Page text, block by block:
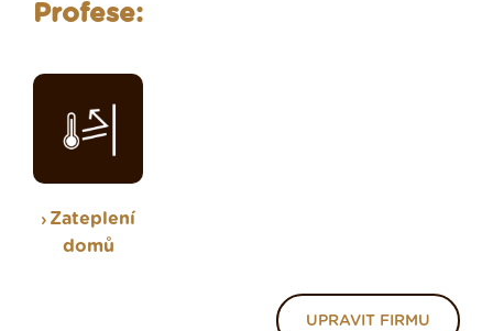
Profese:
Zateplení
domů
UPRAVIT FIRMU